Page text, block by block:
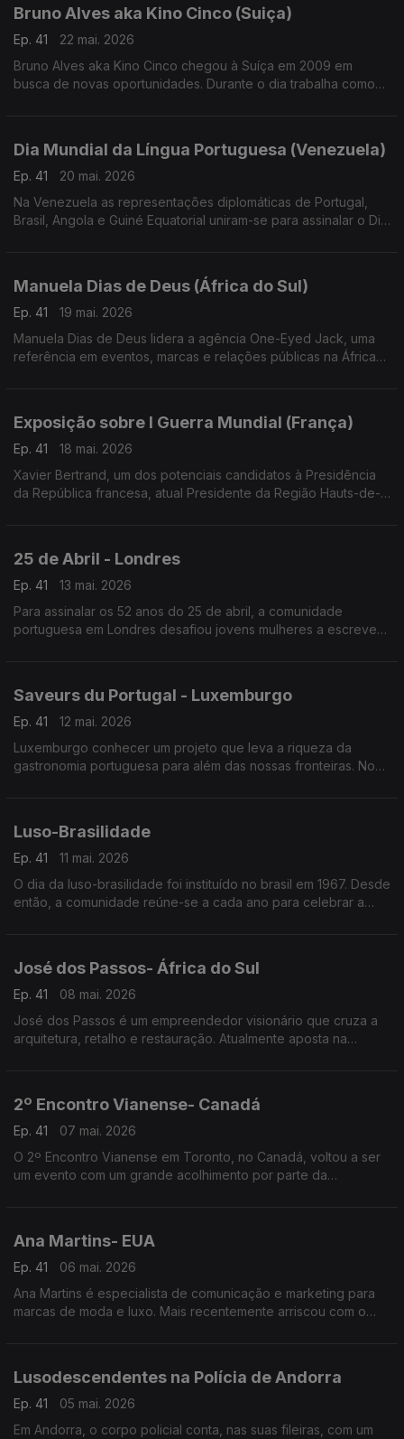
Bruno Alves aka Kino Cinco (Suiça)
Ep. 41
22 mai. 2026
Bruno Alves aka Kino Cinco chegou à Suíça em 2009 em
busca de novas oportunidades. Durante o dia trabalha como
Dia Mundial da Língua Portuguesa (Venezuela)
Ep. 41
20 mai. 2026
Na Venezuela as representações diplomáticas de Portugal,
Brasil, Angola e Guiné Equatorial uniram-se para assinalar o Dia
Manuela Dias de Deus (África do Sul)
Ep. 41
19 mai. 2026
Manuela Dias de Deus lidera a agência One-Eyed Jack, uma
referência em eventos, marcas e relações públicas na África
Exposição sobre I Guerra Mundial (França)
Ep. 41
18 mai. 2026
Xavier Bertrand, um dos potenciais candidatos à Presidência
da República francesa, atual Presidente da Região Hauts-de-
25 de Abril - Londres
Ep. 41
13 mai. 2026
Para assinalar os 52 anos do 25 de abril, a comunidade
portuguesa em Londres desafiou jovens mulheres a escrever
Saveurs du Portugal - Luxemburgo
Ep. 41
12 mai. 2026
Luxemburgo conhecer um projeto que leva a riqueza da
gastronomia portuguesa para além das nossas fronteiras. No
Luso-Brasilidade
Ep. 41
11 mai. 2026
O dia da luso-brasilidade foi instituído no brasil em 1967. Desde
então, a comunidade reúne-se a cada ano para celebrar a
José dos Passos- África do Sul
Ep. 41
08 mai. 2026
José dos Passos é um empreendedor visionário que cruza a
arquitetura, retalho e restauração. Atualmente aposta na
2º Encontro Vianense- Canadá
Ep. 41
07 mai. 2026
O 2º Encontro Vianense em Toronto, no Canadá, voltou a ser
um evento com um grande acolhimento por parte da
Ana Martins- EUA
Ep. 41
06 mai. 2026
Ana Martins é especialista de comunicação e marketing para
marcas de moda e luxo. Mais recentemente arriscou com o
Lusodescendentes na Polícia de Andorra
Ep. 41
05 mai. 2026
Em Andorra, o corpo policial conta, nas suas fileiras, com um